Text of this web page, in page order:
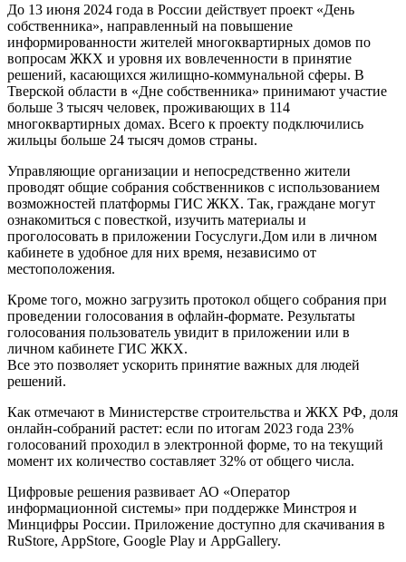
До 13 июня 2024 года в России действует проект «День
собственника», направленный на повышение
информированности жителей многоквартирных домов по
вопросам ЖКХ и уровня их вовлеченности в принятие
решений, касающихся жилищно-коммунальной сферы. В
Тверской области в «Дне собственника» принимают участие
больше 3 тысяч человек, проживающих в 114
многоквартирных домах. Всего к проекту подключились
жильцы больше 24 тысяч домов страны.
Управляющие организации и непосредственно жители
проводят общие собрания собственников с использованием
возможностей платформы ГИС ЖКХ. Так, граждане могут
ознакомиться с повесткой, изучить материалы и
проголосовать в приложении Госуслуги.Дом или в личном
кабинете в удобное для них время, независимо от
местоположения.
Кроме того, можно загрузить протокол общего собрания при
проведении голосования в офлайн-формате. Результаты
голосования пользователь увидит в приложении или в
личном кабинете ГИС ЖКХ.
Все это позволяет ускорить принятие важных для людей
решений.
Как отмечают в Министерстве строительства и ЖКХ РФ, доля
онлайн-собраний растет: если по итогам 2023 года 23%
голосований проходил в электронной форме, то на текущий
момент их количество составляет 32% от общего числа.
Цифровые решения развивает АО «Оператор
информационной системы» при поддержке Минстроя и
Минцифры России. Приложение доступно для скачивания в
RuStore, AppStore, Google Play и AppGallery.